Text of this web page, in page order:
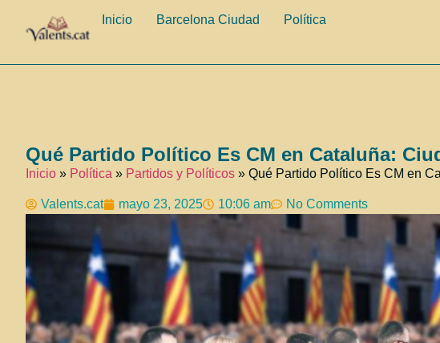
Inicio Barcelona Ciudad
Política
Qué Partido Político Es CM en Cataluña:
Inicio » Política » Partidos y Políticos » Qué Partido Político Es CM en
Valents.cat mayo 23, 2025 10:06 am No Comments